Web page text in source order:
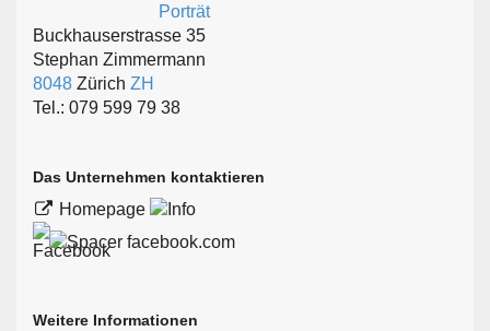
Buckhauserstrasse 35
Stephan Zimmermann
8048 Zürich ZH
Tel.: 079 599 79 38
Das Unternehmen kontaktieren
Homepage
facebook.com
Weitere Informationen